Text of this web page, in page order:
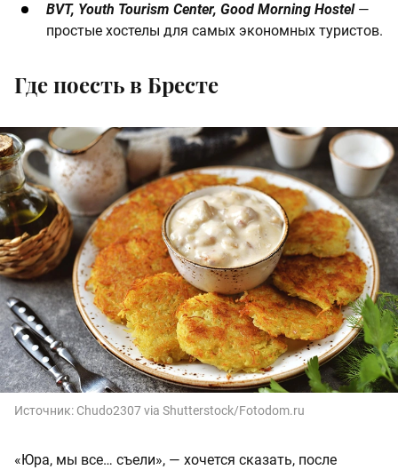
BVT, Youth Tourism Center, Good Morning Hostel—
простые хостелы для самых экономных туристов.
Где поесть в Бресте
Источник: Chudo2307 via Shutterstock/Fotodom.ru
«Юра, мы все… съели», — хочется сказать, после